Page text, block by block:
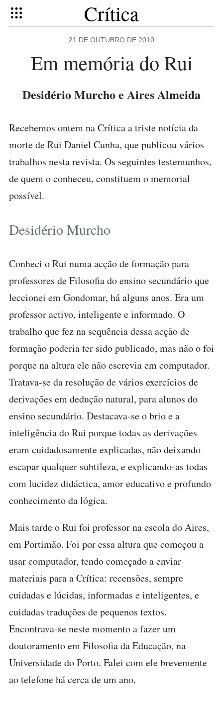
Crítica
21 DE OUTUBRO DE 2010
Em memória do Rui
Desidério Murcho e Aires Almeida
Recebemos ontem na Crítica a triste notícia da
morte de Rui Daniel Cunha, que publicou vários
trabalhos nesta revista. Os seguintes testemunhos,
de quem o conheceu, constituem o memorial
possível.
Desidério Murcho
Conheci o Rui numa acção de formação para
professores de Filosofia do ensino secundário que
leccionei em Gondomar, há alguns anos. Era um
professor activo, inteligente e informado. O
trabalho que fez na sequência dessa acção de
formação poderia ter sido publicado, mas não o foi
porque na altura ele não escrevia em computador.
Tratava-se da resolução de vários exercícios de
derivações em dedução natural, para alunos do
ensino secundário. Destacava-se o brio e a
inteligência do Rui porque todas as derivações
eram cuidadosamente explicadas, não deixando
escapar qualquer subtileza, e explicando-as todas
com lucidez didáctica, amor educativo e profundo
conhecimento da lógica.
Mais tarde o Rui foi professor na escola do Aires,
em Portimão. Foi por essa altura que começou a
usar computador, tendo começado a enviar
materiais para a Crítica: recensões, sempre
cuidadas e lúcidas, informadas e inteligentes, e
cuidadas traduções de pequenos textos.
Encontrava-se neste momento a fazer um
doutoramento em Filosofia da Educação, na
Universidade do Porto. Falei com ele brevemente
ao telefone há cerca de um ano.